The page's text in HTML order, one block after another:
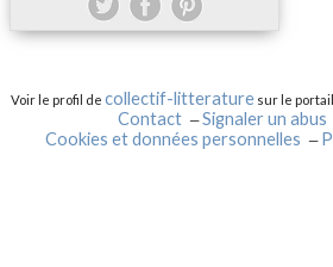
Voir le profil de collectif-litterature sur le
Contact
Signaler un abus
Cookies et données personnelles